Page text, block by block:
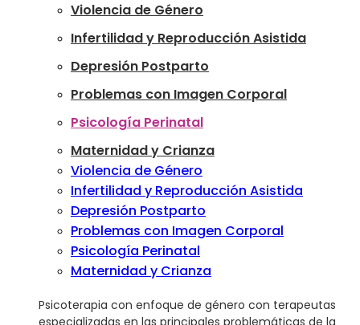
Violencia de Género
Infertilidad y Reproducción Asistida
Depresión Postparto
Problemas con Imagen Corporal
Psicología Perinatal
Maternidad y Crianza
Violencia de Género
Infertilidad y Reproducción Asistida
Depresión Postparto
Problemas con Imagen Corporal
Psicología Perinatal
Maternidad y Crianza
Psicoterapia con enfoque de género con terapeutas
especializadas en las principales problemáticas de la